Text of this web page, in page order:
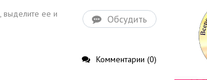
Обсудить
Комментарии (0)